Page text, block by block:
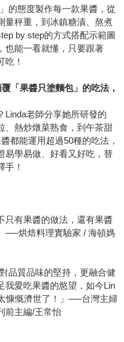
的態度製作每一款果醬，從
量秤重，到冰鎮糖漬、熬煮
by step的方式搭配示範圖
也能一看就懂，只要跟著
吃！
「果醬只塗麵包」的吃法，
Linda老師分享她所研發的
、熱炒燉菜熟食，到午茶甜
都能運用超過50種的吃法，
易學易做、好看又好吃，替
手！
只有果醬的做法，還有果醬
──烘焙料理實驗家 / 海頓媽
品質品味的堅持，更融合健
我愛吃果醬的慾望，如今Lin
慷慨濟世了！」──台灣主婦
前主編/王常怡